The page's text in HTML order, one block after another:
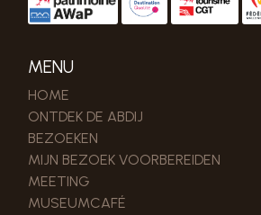
MENU
HOME
ONTDEK DE ABDIJ
BEZOEKEN
MIJN BEZOEK VOORBEREIDEN
MEETING
MUSEUMCAFÉ